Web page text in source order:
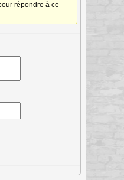
répondre à ce